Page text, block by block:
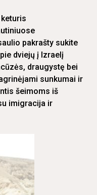
pakrašty sukite
dviejų į Izraelį
draugystę bei
sunkumai ir
šeimoms iš
imigracija ir